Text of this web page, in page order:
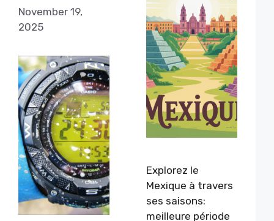
November 19,
2025
Explorez le
Mexique à travers
ses saisons:
meilleure période